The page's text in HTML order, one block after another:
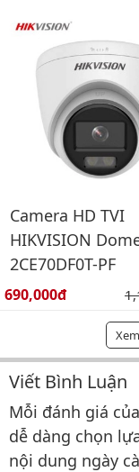
Camera HD TVI
HIKVISION
2CE70DF0T-PF
Giá bán:
690,000đ
Bình
Viết Bình Luận
Mỗi đánh giá
dễ dàng chọn
nội dung ngày